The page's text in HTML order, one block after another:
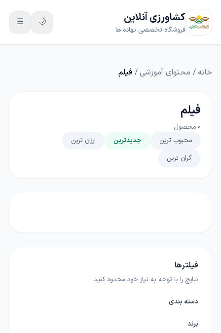
کشاورزی آنلاین
فروشگاه تخصصی نهاده ها
🌙
☰
خانه / محتوای آموزشی / فیلم
فیلم
0 محصول
محبوب ترین
جدیدترین
ارزان ترین
گران ترین
فیلترها
نتایج را با توجه به نیاز خود محدود کنید.
دسته بندی
برند